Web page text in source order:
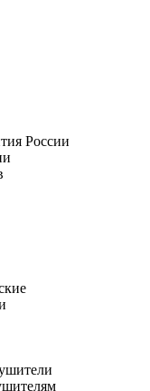
России